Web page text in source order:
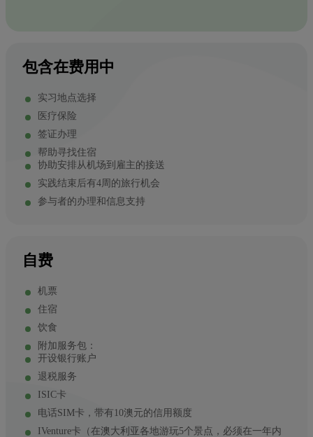
包含在费用中
实习地点选择
医疗保险
签证办理
帮助寻找住宿
协助安排从机场到雇主的接送
实践结束后有4周的旅行机会
参与者的办理和信息支持
自费
机票
住宿
饮食
附加服务包：
开设银行账户
退税服务
ISIC卡
电话SIM卡，带有10澳元的信用额度
IVenture卡（在澳大利亚各地游玩5个景点，必须在一年内